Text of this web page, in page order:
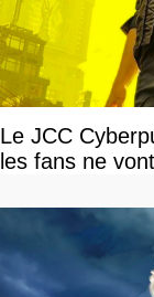
Le JCC
les fans ne